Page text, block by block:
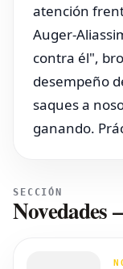
atención
Auger-
contra él",
desempeño
saques a
ganando.
SECCIÓN
Novedades